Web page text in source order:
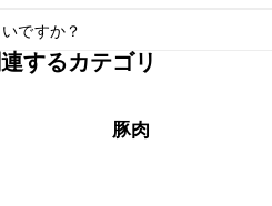
ですか？
出来たてをお召し上がりいただくこ
するカテゴリ
豚肉